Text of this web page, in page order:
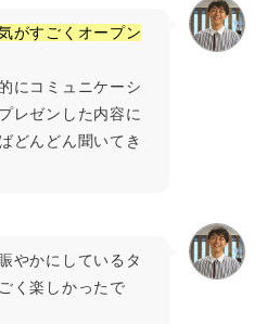
がすごくオープン
にコミュニケーシ
レゼンした内容に
どんどん聞いてき
やかにしているタ
く楽しかったで